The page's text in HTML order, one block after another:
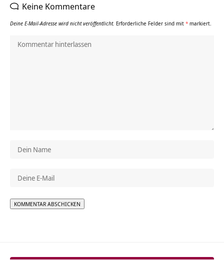
Keine Kommentare
Deine E-Mail-Adresse wird nicht veröffentlicht. Erforderliche Felder sind mit * markiert.